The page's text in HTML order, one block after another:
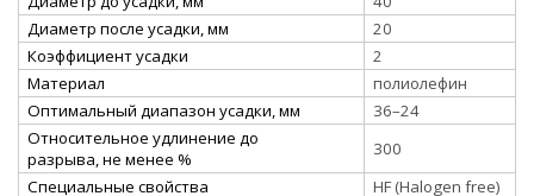
Диаметр после усадки, мм
20
Коэффициент усадки
2
Материал
полиолефин
Оптимальный диапазон усадки, мм
36–24
Относительное удлинение до
разрыва, не менее %
300
Специальные свойства
HF (Halogen free)